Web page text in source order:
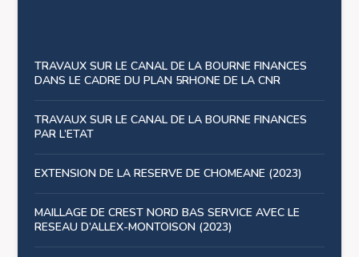
TRAVAUX SUR LE CANAL DE LA BOURNE FINANCES
DANS LE CADRE DU PLAN 5RHONE DE LA CNR
TRAVAUX SUR LE CANAL DE LA BOURNE FINANCES
PAR L’ETAT
EXTENSION DE LA RESERVE DE CHOMEANE (2023)
MAILLAGE DE CREST NORD BAS SERVICE AVEC LE
RESEAU D’ALLEX-MONTOISON (2023)